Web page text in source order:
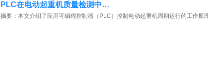
PLC在电动起重机质量检测中…
摘要：本文介绍了应用可编程控制器（PLC）控制电动起重机周期运行的工作原